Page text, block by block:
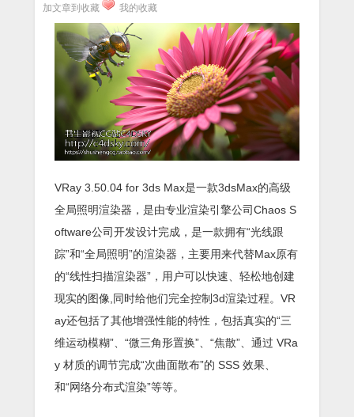
加文章到收藏
我的收藏
VRay 3.50.04 for 3ds Max是一款3dsMax的高级
全局照明渲染器，是由专业渲染引擎公司Chaos S
oftware公司开发设计完成，是一款拥有“光线跟
踪”和“全局照明”的渲染器，主要用来代替Max原有
的“线性扫描渲染器”，用户可以快速、轻松地创建
现实的图像,同时给他们完全控制3d渲染过程。VR
ay还包括了其他增强性能的特性，包括真实的“三
维运动模糊”、“微三角形置换”、“焦散”、通过 VRa
y 材质的调节完成“次曲面散布”的 SSS 效果、
和“网络分布式渲染”等等。